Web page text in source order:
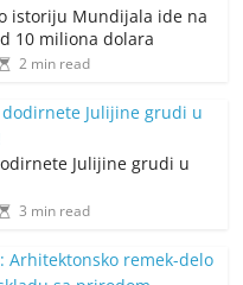
istoriju Mundijala ide na
10 miliona dolara
2 min read
Julijine grudi u
3 min read